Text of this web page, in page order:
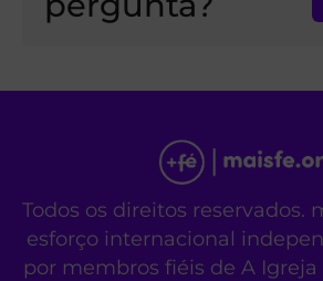
Todos os direitos reservados.
esforço internacional
por membros fiéis de A Igreja